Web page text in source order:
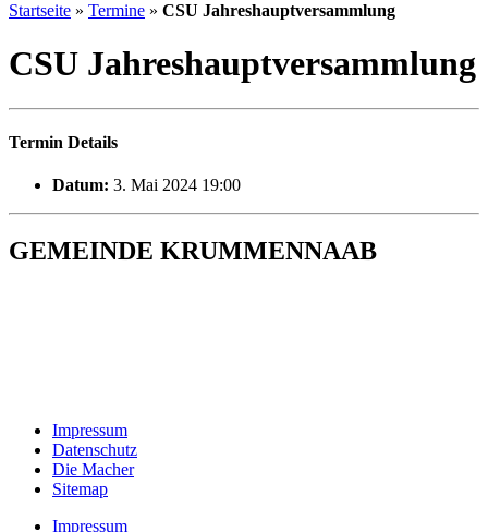
Startseite » Termine » CSU Jahreshauptversammlung
CSU Jahreshauptversammlung
Termin Details
Datum: 3. Mai 2024 19:00
GEMEINDE KRUMMENNAAB
Impressum
Datenschutz
Die Macher
Sitemap
Impressum